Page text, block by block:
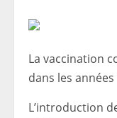
La vaccination
dans les
L’introduction